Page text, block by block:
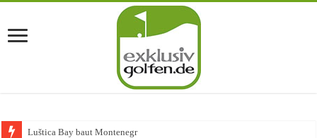
Luštica Bay baut Montenegros